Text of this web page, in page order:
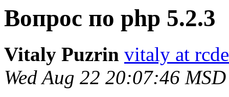
Вопрос по php 5.2.3
Vitaly Puzrin vitaly at
Wed Aug 22 20:07:46